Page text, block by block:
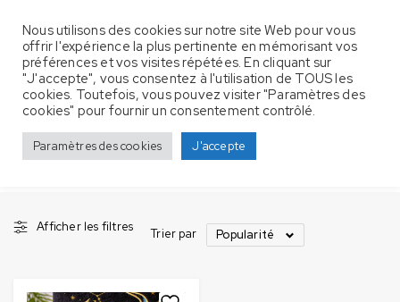
Astrologie Taureau
Accueil Produits identifiés “Astrologie Taureau”
Afficher les filtres
Trier par Popularité
Nous utilisons des cookies sur notre site Web pour vous
offrir l'expérience la plus pertinente en mémorisant vos
préférences et vos visites répétées. En cliquant sur
"J'accepte", vous consentez à l'utilisation de TOUS les
cookies. Toutefois, vous pouvez visiter "Paramètres des
cookies" pour fournir un consentement contrôlé.
Paramètres des cookies J'accepte